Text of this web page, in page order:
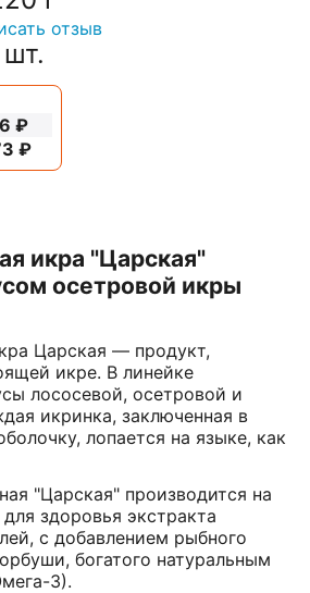
отзыв
шт.
₽
₽
икра "Царская"
осетровой икры
Царская — продукт,
икре. В линейке
лососевой, осетровой и
икринка, заключенная в
лопается на языке, как
"Царская" производится на
здоровья экстракта
с добавлением рыбного
богатого натуральным
3).